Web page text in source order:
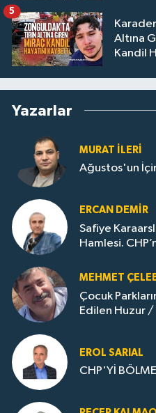
Altına
Kandil
5
Yazarlar
MURAT İLERI
Ağustos'un
ERCAN DEMIR
Safiye
Hamlesi.
MEHMET
Çocuk
Edilen Huzur /
EROL SARIAL
CHP'Yİ